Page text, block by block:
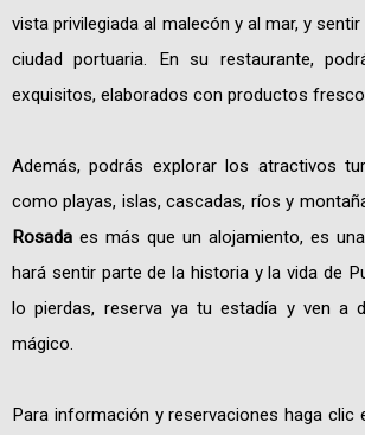
vista privilegiada al malecón y al mar, y
ciudad portuaria. En su restaurante,
exquisitos, elaborados con productos
Además, podrás explorar los atractivos
como playas, islas, cascadas, ríos y
Rosada es más que un alojamiento, es
hará sentir parte de la historia y la vida de
lo pierdas, reserva ya tu estadía y ven a
mágico.
Para información y reservaciones haga clic